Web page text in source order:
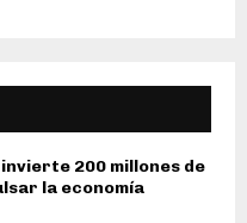
200 millones de
la economía